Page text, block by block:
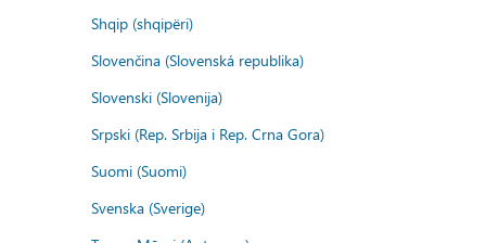
Shqip (shqipëri)
Slovenčina (Slovenská republika)
Slovenski (Slovenija)
Srpski (Rep. Srbija i Rep. Crna Gora)
Suomi (Suomi)
Svenska (Sverige)